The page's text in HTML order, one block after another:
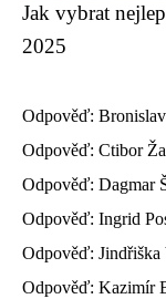
Jak vybrat
2025
Odpověď:
Odpověď: Ctibor
Odpověď: Dagmar
Odpověď: Ingrid
Odpověď: Jindřiška
Odpověď: Kazimír